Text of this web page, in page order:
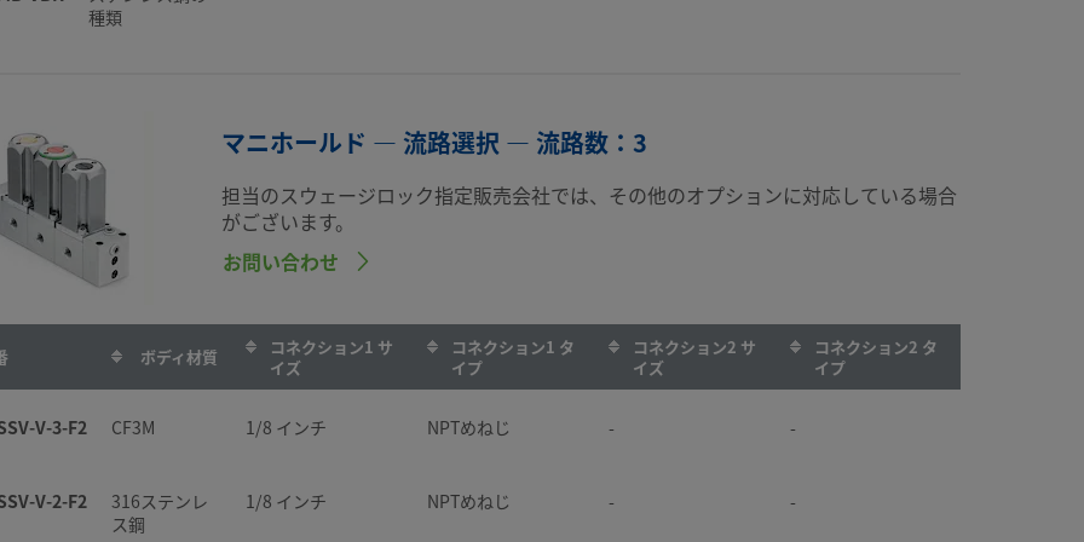
種類
マニホールド — 流路選択 — 流路数：3
担当のスウェージロック指定販売会社では、その他のオプションに対応している場合
がございます。
お問い合わせ
ボディ材質
コネクション1 サ
イズ
コネクション1 タ
イプ
コネクション2 サ
イズ
コネクション2 タ
イプ
V-3-F2 CF3M 1/8 インチ NPTめねじ - -
V-2-F2
316ステンレ
ス鋼
1/8 インチ NPTめねじ - -